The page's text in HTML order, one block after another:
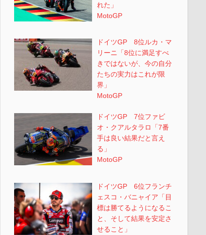
れた」
MotoGP
ドイツGP 8位ルカ・マ
リーニ「8位に満足すべ
きではないが、今の自分
たちの実力はこれが限
界」
MotoGP
ドイツGP 7位ファビ
オ・クアルタラロ「7番
手は良い結果だと言え
る」
MotoGP
ドイツGP 6位フランチ
ェスコ・バニャイア「目
標は勝てるようになるこ
と、そして結果を安定さ
せること」